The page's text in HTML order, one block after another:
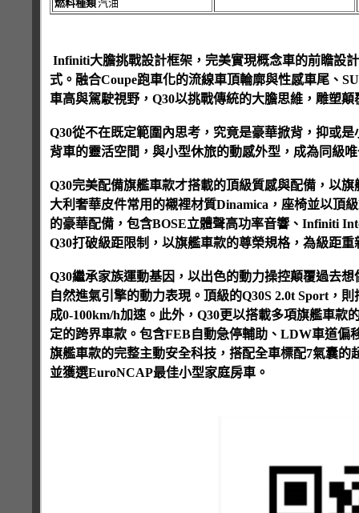
燃料種類汽油
Infiniti大膽挑戰設計框架，完美實現概念車的前瞻設
式。融合Coupe跑車化的流線車頂輪廓與性感車尾、
車高與駕駛視野，Q30以挑戰傳統的大膽思維，雕塑
Q30從不在既定範圍內思考，究竟是豪華掀背，抑或
背車的靈活空間，與小型休旅的動感外型，成為同級
Q30完美配備旗艦車款才搭載的頂級質感與配備，以
大利奢華皮件常用的襯裡材質Dinamica，座椅並以頂
的豪華配備，包含BOSE立體聲高功率音響、Infiniti
Q30打破級距限制，以旗艦車款的尊榮規格，為級距重
Q30繼承家族運動基因，以出色的動力操控顛覆過去
自然進氣引擎的動力表現。頂級的Q30S 2.0t Sport，
成0-100km/h加速。此外，Q30更以搭載多項旗艦車
定的跨界車款。包含FEB自動急停輔助、LDW車道
旗艦車款的完整主動安全科技，搭配全車標配7氣囊
並獲選EuroNCAP最佳小型家庭房車。